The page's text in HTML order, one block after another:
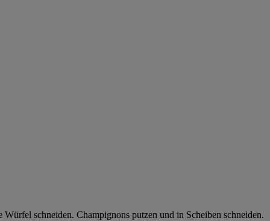
schneiden. Champignons putzen und in Scheiben schneiden.